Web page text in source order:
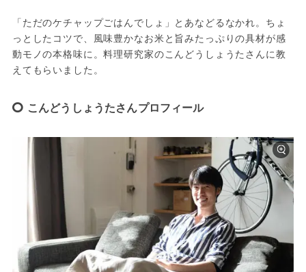
「ただのケチャップごはんでしょ」とあなどるなかれ。ちょ
っとしたコツで、風味豊かなお米と旨みたっぷりの具材が感
動モノの本格味に。料理研究家のこんどうしょうたさんに教
えてもらいました。
こんどうしょうたさんプロフィール